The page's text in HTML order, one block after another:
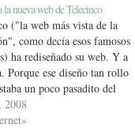
la nueva web de Telecinco
("la web más vista de la
como decía esos famosos
ha rediseñado su web. Y a
Porque ese diseño tan rollo
un poco pasadito del
diseño y
Este es parecido al
2008